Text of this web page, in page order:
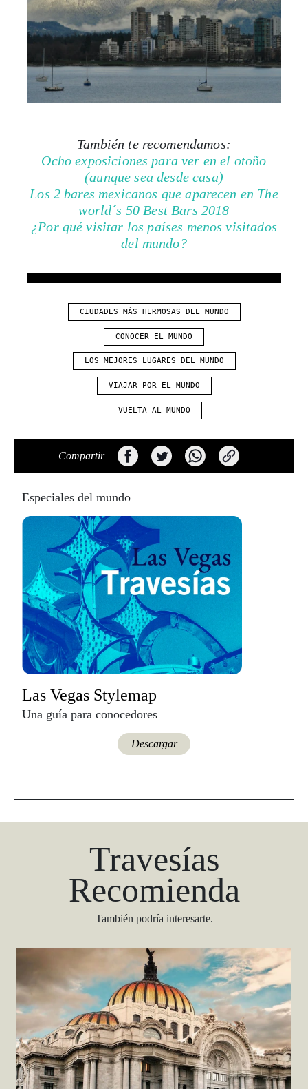
También te recomendamos:
Los 2 bares mexicanos que aparecen en The
world´s 50 Best Bars 2018
¿Por qué visitar los países menos visitados
del mundo?
CONOCER EL MUNDO
LOS MEJORES LUGARES DEL MUNDO
VIAJAR POR EL MUNDO
VUELTA AL MUNDO
Especiales del mundo
Las Vegas Stylemap
Una guía para conocedores
Descargar
Travesías
Recomienda
También podría interesarte.